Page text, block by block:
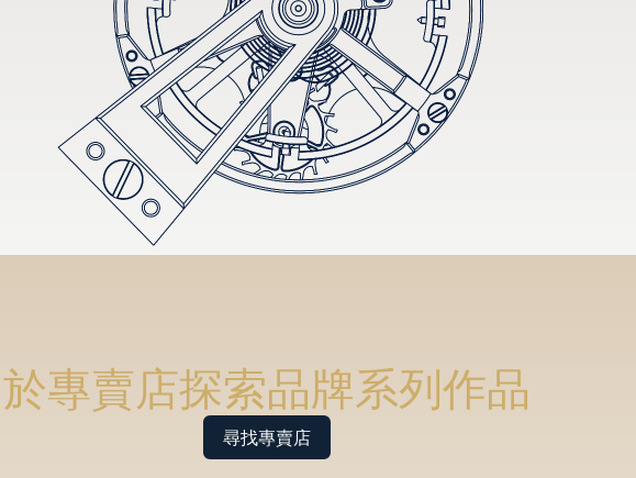
於專賣店探索品牌系列作品
尋找專賣店